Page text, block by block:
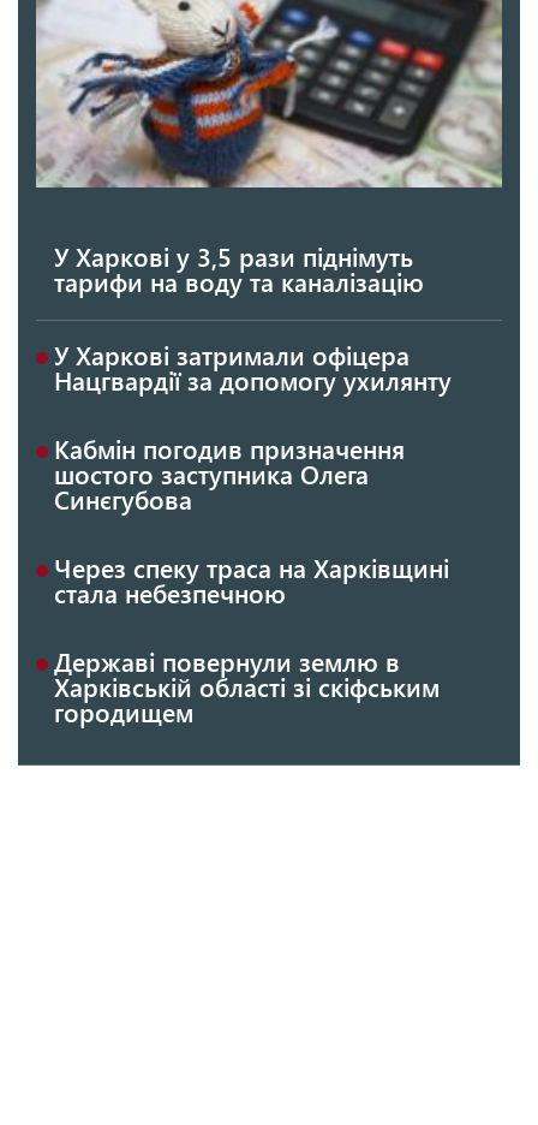
У Харкові у 3,5 рази піднімуть
тарифи на воду та каналізацію
У Харкові затримали офіцера
Нацгвардії за допомогу ухилянту
Кабмін погодив призначення
шостого заступника Олега
Синєгубова
Через спеку траса на Харківщині
стала небезпечною
Державі повернули землю в
Харківській області зі скіфським
городищем